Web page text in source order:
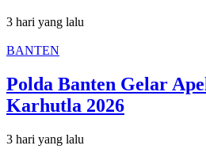
3 hari yang lalu
BANTEN
Polda Banten Gelar
Karhutla 2026
3 hari yang lalu